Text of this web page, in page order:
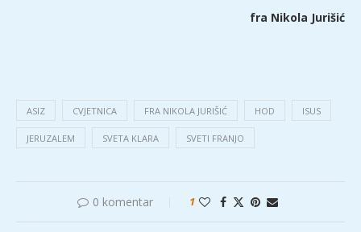
fra Nikola Jurišić
ASIZ CVJETNICA FRA NIKOLA JURIŠIĆ HOD ISUS
JERUZALEM SVETA KLARA SVETI FRANJO
0 komentar 1